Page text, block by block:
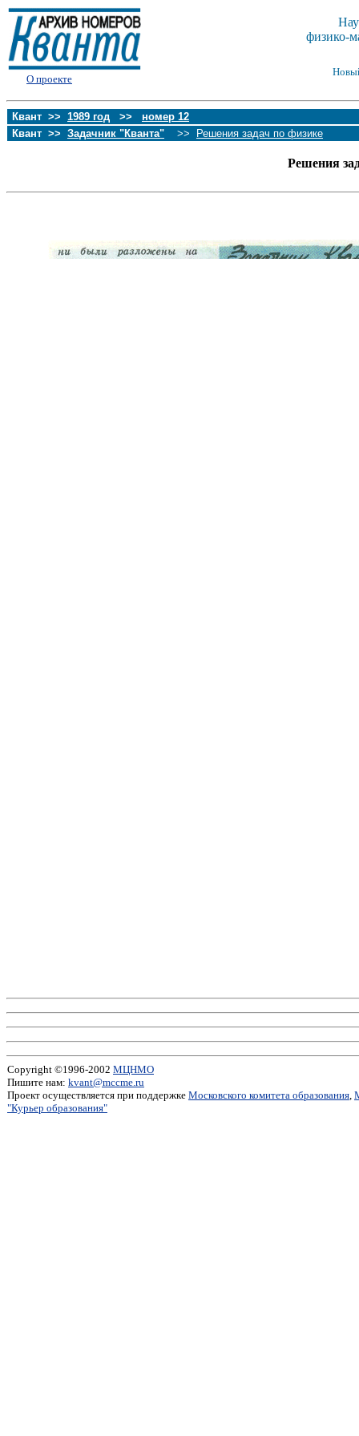
О проекте
физико-
Квант >> 1989 год >> номер 12
Квант >> Задачник "Кванта" >> Решения задач по физике
Решения
Copyright ©1996-2002 МЦНМО
Пишите нам: kvant@mccme.ru
Проект осуществляется при поддержке Московского комитета образования,
"Курьер образования"